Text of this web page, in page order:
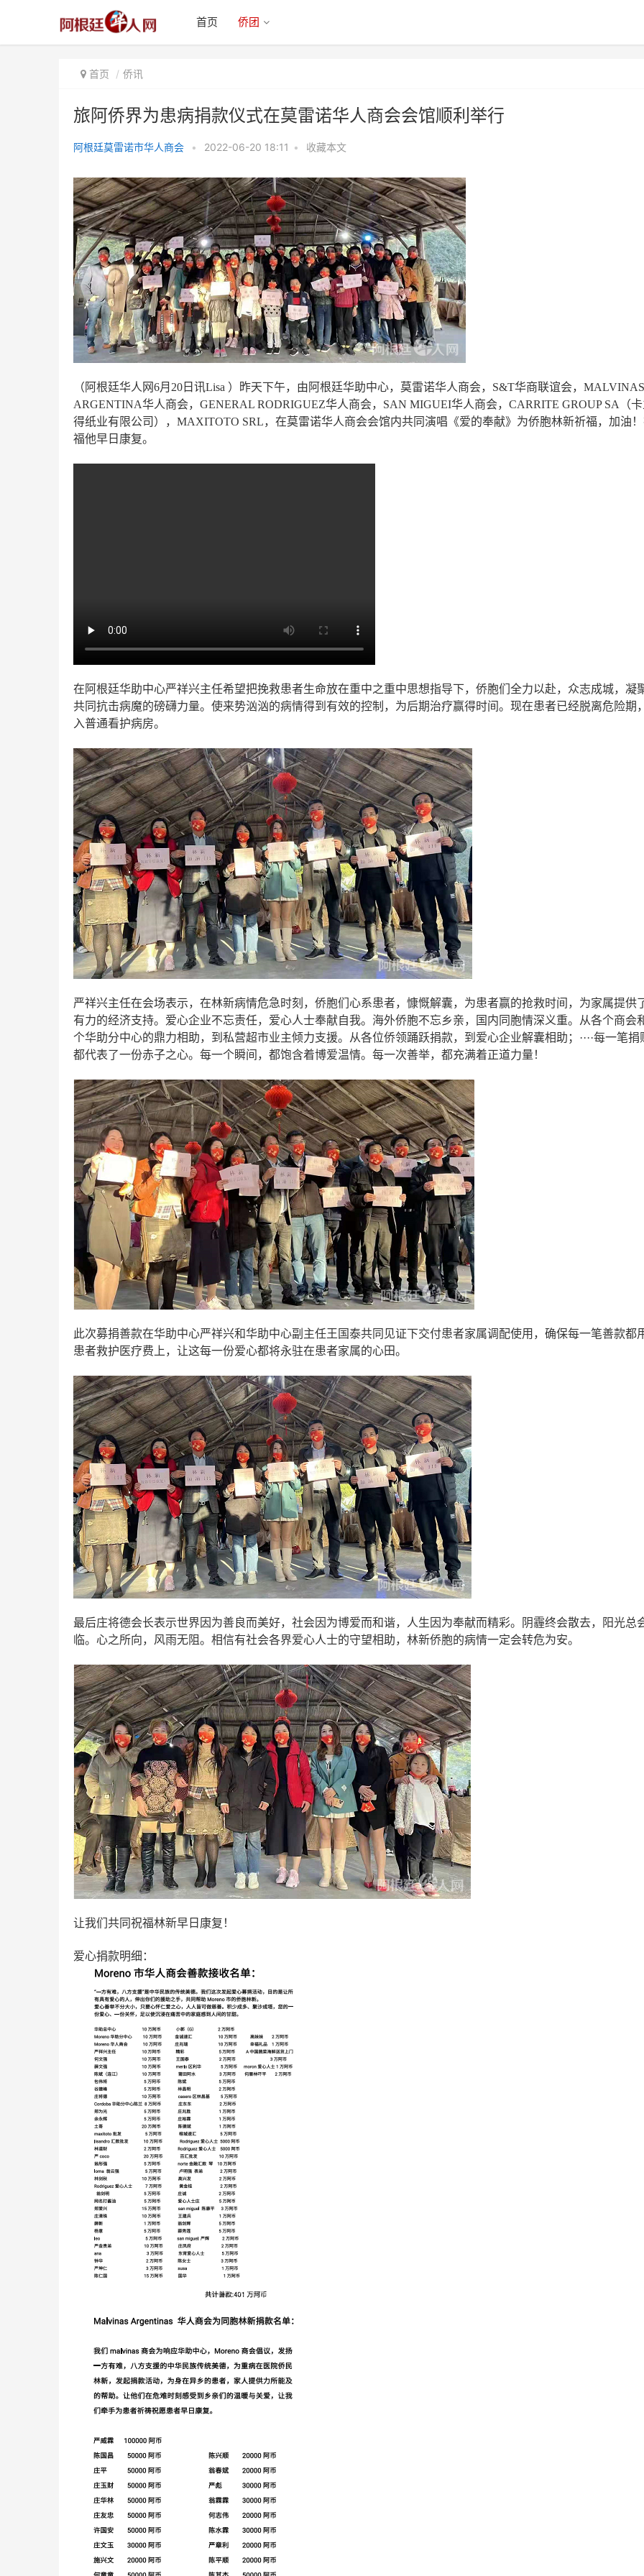
首页 侨团
首页 侨讯
旅阿侨界为患病捐款仪式在莫雷诺华人商会会馆顺利举行
阿根廷莫雷诺市华人商会 • 2022-06-20 18:11 • 收藏本文
（ 阿根廷华人网6月20日讯Lisa ） 昨天下午， 由阿根廷华助中心，莫雷诺华人商会， S&T华商联谊会，MALVINAS
ARGENTINA华人商会，GENERAL RODRIGUEZ华人商会，SAN MIGUEI华人商会，CARRITE GROUP SA（
得纸业有限公司），MAXITOTO SRL，在莫雷诺华人商会会馆内共同演唱《爱的奉献》为侨胞林新祈福，加油
福他早日康复。
在阿根廷华助中心严祥兴主任希望把挽救患者生命放在重中之重中思想指导下，侨胞们全力以赴，众志成城，凝
共同抗击病魔的磅礴力量。使来势汹汹的病情得到有效的控制，为后期治疗赢得时间。现在患者已经脱离危险期
入普通看护病房。
严祥兴主任在会场表示，在林新病情危急时刻 ， 侨胞们心系患者，慷慨解囊，为患者赢的抢救时间，为家属提供
有力的经济支持。爱心企业不忘责任，爱心人士奉献自我。 海外侨胞不忘乡亲，国内同胞情深义重。从各个商会
个华助分中心的鼎力相助，到私营超市业主倾力支援。从各位侨领踊跃捐款，到爱心企业解囊相助； ····每一笔
都代表了一份赤子之心。每一个瞬间，都饱含着博爱温情。每一次善举，都充满着正道力量！
此次募捐善款在华助中心严祥兴和华助中心副主任王国泰共同见证下交付患者家属调配使用，确保每一笔善款都
患者救护医疗费上，让这每一份爱心都将永驻在患者家属的心田。
最后庄将德会长表示世界因为善良而美好，社会因为博爱而和谐，人生因为奉献而精彩。阴霾终会散去，阳光总
临。心之所向，风雨无阻。相信有社会各界爱心人士的守望相助，林新侨胞的病情一定会转危为安。
让我们共同祝福林新早日康复！
爱心捐款明细：
华人商会会馆顺利举行